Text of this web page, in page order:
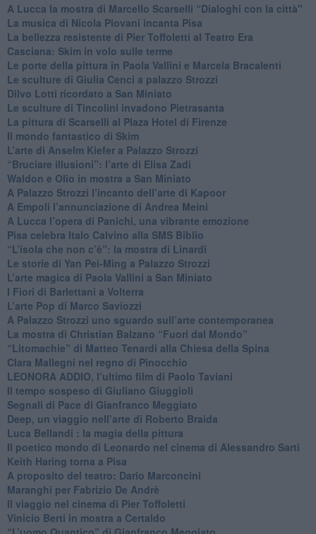
A Lucca la mostra di Marcello Scarselli “Dialoghi con la città"
​La musica di Nicola Piovani incanta Pisa
​La bellezza resistente di Pier Toffoletti al Teatro Era
​Casciana: Skim in volo sulle terme
​Le porte della pittura in Paola Vallini e Marcela Bracalenti
​Le sculture di Giulia Cenci a palazzo Strozzi
​Dilvo Lotti ricordato a San Miniato
​Le sculture di Tincolini invadono Pietrasanta
La pittura di Scarselli al Plaza Hotel di Firenze
​Il mondo fantastico di Skim
​L’arte di Anselm Kiefer a Palazzo Strozzi
​“Bruciare illusioni”: l’arte di Elisa Zadi
​Waldon e Olio in mostra a San Miniato
​A Palazzo Strozzi l’incanto dell’arte di Kapoor
​A Empoli l’annunciazione di Andrea Meini
A Lucca l’opera di Panichi, una vibrante emozione
Pisa celebra Italo Calvino alla SMS Biblio
“L’isola che non c’è”: la mostra di Linardi
​Le storie di Yan Pei-Ming a Palazzo Strozzi
​L’arte magica di Paola Vallini a San Miniato
​I Fiori di Barlettani a Volterra
​L’arte Pop di Marco Saviozzi
​A Palazzo Strozzi uno sguardo sull’arte contemporanea
La mostra di Christian Balzano “Fuori dal Mondo”
​“Litomachie” di Matteo Tenardi alla Chiesa della Spina
​Clara Mallegni nel regno di Pinocchio
​LEONORA ADDIO, l’ultimo film di Paolo Taviani
Il tempo sospeso di Giuliano Giuggioli
Segnali di Pace di Gianfranco Meggiato
​Deep, un viaggio nell’arte di Roberto Braida
​Luca Bellandi : la magia della pittura
​Il poetico mondo di Leonardo nel cinema di Alessandro Sarti
​Keith Haring torna a Pisa
​A proposito del teatro: Dario Marconcini
Maranghi per Fabrizio De Andrè
​Il viaggio nel cinema di Pier Toffoletti
Vinicio Berti in mostra a Certaldo